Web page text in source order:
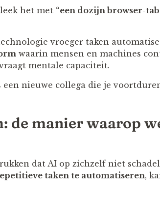
het met “een dozijn browser-
vroeger taken
waarin mensen en machines
mentale capaciteit.
nieuwe collega die je
de manier waarop
dat AI op zichzelf niet
taken te automatiseren,